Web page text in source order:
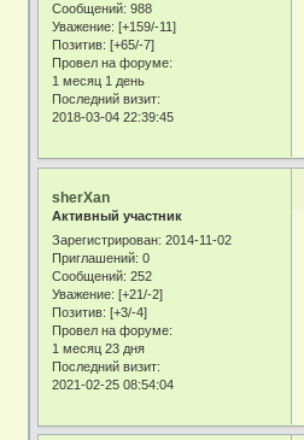
Сообщений: 988
Уважение: [+159/-11]
Позитив: [+65/-7]
Провел на форуме:
1 месяц 1 день
Последний визит:
2018-03-04 22:39:45
sherXan
Активный участник
Зарегистрирован: 2014-11-02
Приглашений: 0
Сообщений: 252
Уважение: [+21/-2]
Позитив: [+3/-4]
Провел на форуме:
1 месяц 23 дня
Последний визит:
2021-02-25 08:54:04